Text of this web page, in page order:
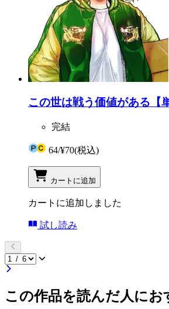
この世は戦う価値がある【
完結
64/¥70(税込)
カートに追加
カートに追加しました
試し読み
この作品を読んだ人にお